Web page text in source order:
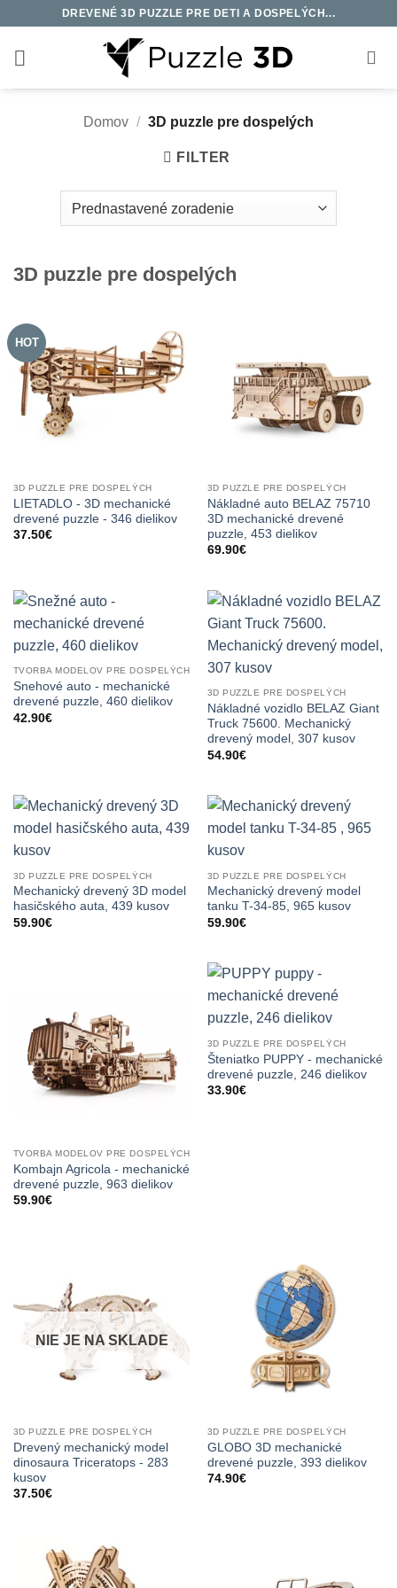
content
DREVENÉ 3D PUZZLE PRE DETI A DOSPELÝCH...
Domov / 3D puzzle pre dospelých
FILTER
3D puzzle pre dospelých
HOT
3D PUZZLE PRE DOSPELÝCH
LIETADLO - 3D mechanické
drevené puzzle - 346 dielikov
37.50€
3D PUZZLE PRE DOSPELÝCH
Nákladné auto BELAZ 75710
3D mechanické drevené
puzzle, 453 dielikov
69.90€
TVORBA MODELOV PRE DOSPELÝCH
Snehové auto - mechanické
drevené puzzle, 460 dielikov
42.90€
3D PUZZLE PRE DOSPELÝCH
Nákladné vozidlo BELAZ Giant
Truck 75600. Mechanický
drevený model, 307 kusov
54.90€
3D PUZZLE PRE DOSPELÝCH
Mechanický drevený 3D model
hasičského auta, 439 kusov
59.90€
3D PUZZLE PRE DOSPELÝCH
Mechanický drevený model
tanku T-34-85, 965 kusov
59.90€
TVORBA MODELOV PRE DOSPELÝCH
Kombajn Agricola - mechanické
drevené puzzle, 963 dielikov
59.90€
3D PUZZLE PRE DOSPELÝCH
Šteniatko PUPPY - mechanické
drevené puzzle, 246 dielikov
33.90€
NIE JE NA SKLADE
3D PUZZLE PRE DOSPELÝCH
Drevený mechanický model
dinosaura Triceratops - 283
kusov
37.50€
3D PUZZLE PRE DOSPELÝCH
GLOBO 3D mechanické
drevené puzzle, 393 dielikov
74.90€